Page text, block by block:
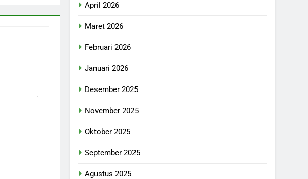
April 2026
Maret 2026
Februari 2026
Januari 2026
Desember 2025
November 2025
Oktober 2025
September 2025
Agustus 2025